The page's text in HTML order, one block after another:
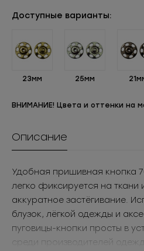
Доступные варианты:
23мм 25мм
ВНИМАНИЕ! Цвета и оттенки на
Описание
Удобная пришивная кнопка
легко фиксируется на ткани
аккуратное застёгивание.
блузок, лёгкой одежды и
пуговицы-кнопки просты в
среди производителей